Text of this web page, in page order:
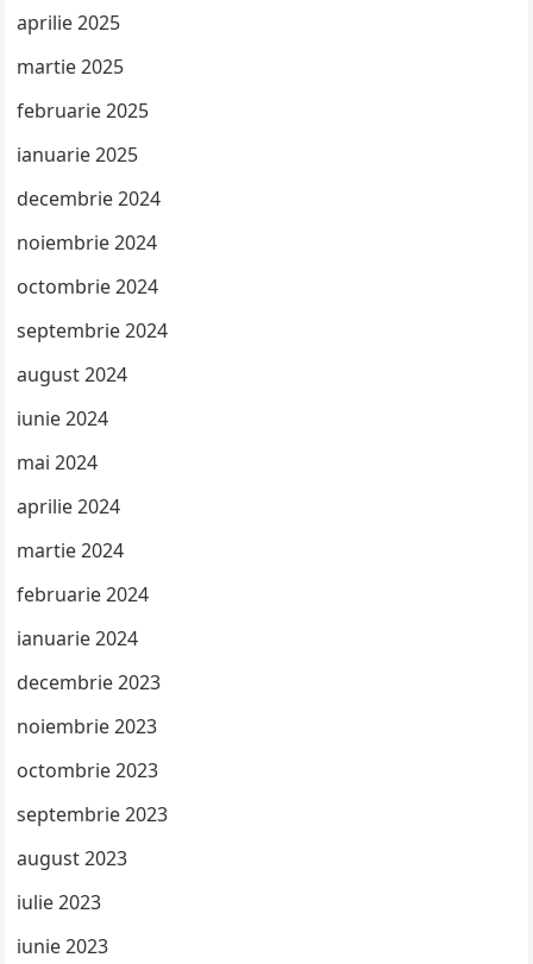
aprilie 2025
martie 2025
februarie 2025
ianuarie 2025
decembrie 2024
noiembrie 2024
octombrie 2024
septembrie 2024
august 2024
iunie 2024
mai 2024
aprilie 2024
martie 2024
februarie 2024
ianuarie 2024
decembrie 2023
noiembrie 2023
octombrie 2023
septembrie 2023
august 2023
iulie 2023
iunie 2023